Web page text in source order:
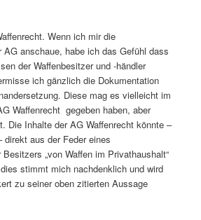
Wenn ich mir die
AG anschaue, habe ich das Gefühl dass
der Waffenbesitzer und -händler
ich gänzlich die Dokumentation
Diese mag es vielleicht im
Waffenrecht gegeben haben, aber
Die Inhalte der AG Waffenrecht könnte –
aus der Feder eines
„von Waffen im Privathaushalt“
stimmt mich nachdenklich und wird
zu seiner oben zitierten Aussage